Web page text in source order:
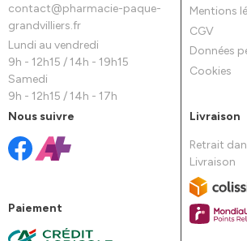
contact@pharmacie-paque-
grandvilliers.fr
Lundi au vendredi
9h - 12h15 / 14h - 19h15
Samedi
9h - 12h15 / 14h - 17h
Mentions
CGV
Données
Cookies
Nous suivre
Paiement
Livraison
Retrait
Livraison